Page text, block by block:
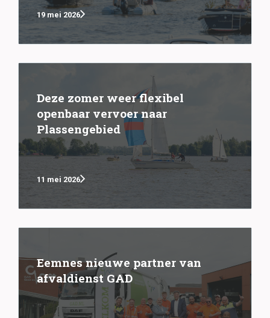
19 mei 2026
Deze zomer weer flexibel
openbaar vervoer naar
Plassengebied
11 mei 2026
Eemnes nieuwe partner van
afvaldienst GAD